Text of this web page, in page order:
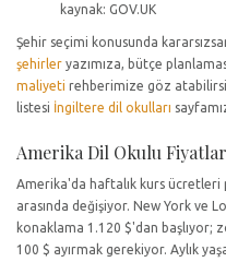
kaynak: GOV.UK
Şehir seçimi konusunda
şehirler yazımıza, bütçe
maliyeti rehberimize göz
listesi İngiltere dil okulları
Amerika Dil Okulu
Amerika'da haftalık kurs ücretleri
arasında değişiyor. New York ve
konaklama 1.120 $'dan başlıyor;
100 $ ayırmak gerekiyor. Aylık